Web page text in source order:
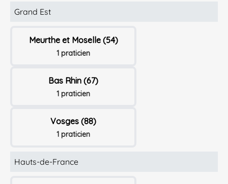
Grand Est
Meurthe et Moselle (54)
1 praticien
Bas Rhin (67)
1 praticien
Vosges (88)
1 praticien
Hauts-de-France